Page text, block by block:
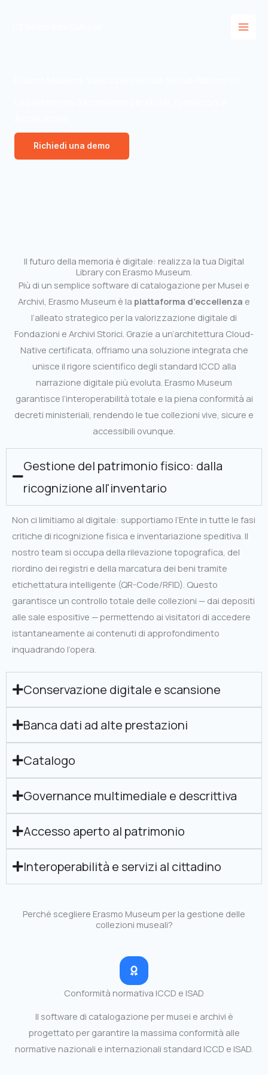
Richiedi una demo
Il futuro della memoria è digitale: realizza la tua Digital
Library con Erasmo Museum.
Più di un semplice software di catalogazione per Musei e
Archivi, Erasmo Museum è la piattaforma d’eccellenza e
l’alleato strategico per la valorizzazione digitale di
Fondazioni e Archivi Storici. Grazie a un’architettura Cloud-
Native certificata, offriamo una soluzione integrata che
unisce il rigore scientifico degli standard ICCD alla
narrazione digitale più evoluta. Erasmo Museum
garantisce l’interoperabilità totale e la piena conformità ai
decreti ministeriali, rendendo le tue collezioni vive, sicure e
accessibili ovunque.
Gestione del patrimonio fisico: dalla
ricognizione all'inventario
Non ci limitiamo al digitale: supportiamo l’Ente in tutte le fasi
critiche di ricognizione fisica e inventariazione speditiva. Il
nostro team si occupa della rilevazione topografica, del
riordino dei registri e della marcatura dei beni tramite
etichettatura intelligente (QR-Code/RFID). Questo
garantisce un controllo totale delle collezioni — dai depositi
alle sale espositive — permettendo ai visitatori di accedere
istantaneamente ai contenuti di approfondimento
inquadrando l’opera.
Conservazione digitale e scansione
Banca dati ad alte prestazioni
Catalogo
Governance multimediale e descrittiva
Accesso aperto al patrimonio
Interoperabilità e servizi al cittadino
Perché scegliere Erasmo Museum per la gestione delle
collezioni museali?
Conformità normativa ICCD e ISAD
Il software di catalogazione per musei e archivi è
progettato per garantire la massima conformità alle
normative nazionali e internazionali standard ICCD e ISAD.